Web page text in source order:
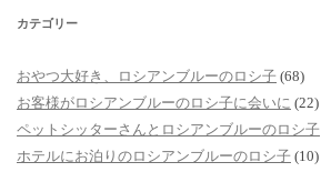
カテゴリー
おやつ大好き、ロシアンブルーのロシ子 (68)
お客様がロシアンブルーのロシ子に会いに (22)
ペットシッターさんとロシアンブルーのロシ子
ホテルにお泊りのロシアンブルーのロシ子 (10)